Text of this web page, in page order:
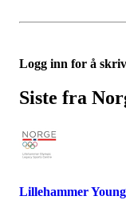
Logg inn for å
Siste fra
Lillehammer